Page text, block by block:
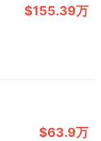
$155.39万
$63.9万